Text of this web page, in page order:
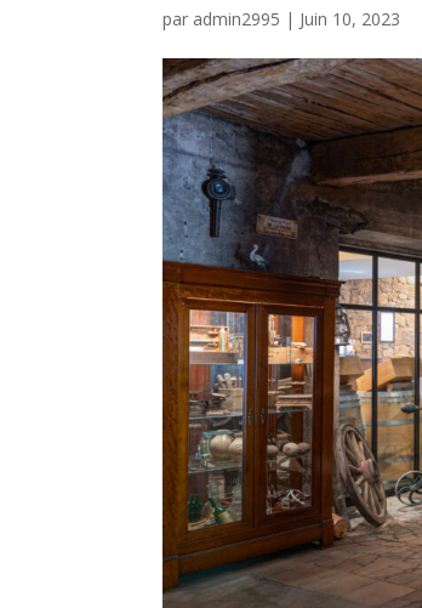
par admin2995 | Juin 10, 2023